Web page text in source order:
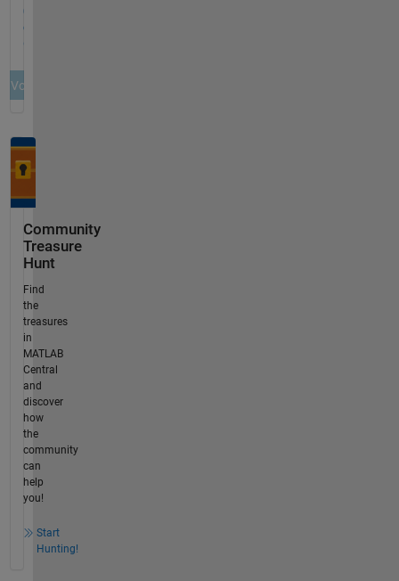
Community
Treasure
Hunt
Find
the
treasures
in
MATLAB
Central
and
discover
how
the
community
can
help
you!
Start
Hunting!